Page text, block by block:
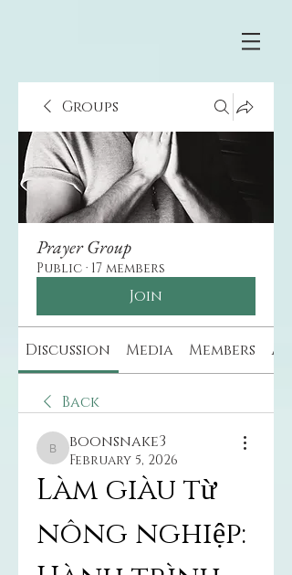
Groups
Prayer Group
Public · 17 members
Join
Discussion Media Members
Back
boonsnake3
boonsnake3
February 5, 2026
Làm giàu từ
nông nghiệp: